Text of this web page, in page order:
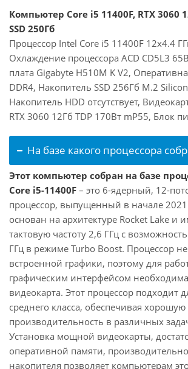
Компьютер Core i5 11400F, RTX 3060
SSD 250Гб
Процессор Intel Core i5 11400F 12x4.4
Охлаждение процессора ACD CD5L3
плата Gigabyte H510M K V2,
DDR4, Накопитель SSD 256Гб M.2
Накопитель HDD отсутствует,
RTX 3060 12Гб TDP 170Вт mP55, Блок
На базе какого процессора
Этот компьютер собран на базе
Core i5-11400F – это 6-ядерный, 12-
процессор, выпущенный в начале
основан на архитектуре Rocket Lake и
тактовую частоту 2,6 ГГц с
ГГц в режиме Turbo Boost. Процессор
встроенной графики, поэтому для
графическим интерфейсом
видеокарта. Этот процессор подходит
среднего класса, обеспечивая хорошую
производительность в различных
Установка мощной видеокарты,
оперативной памяти,
накопителя позволяет компьютерам